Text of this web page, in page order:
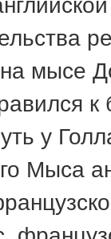
мысе
у
Мыса